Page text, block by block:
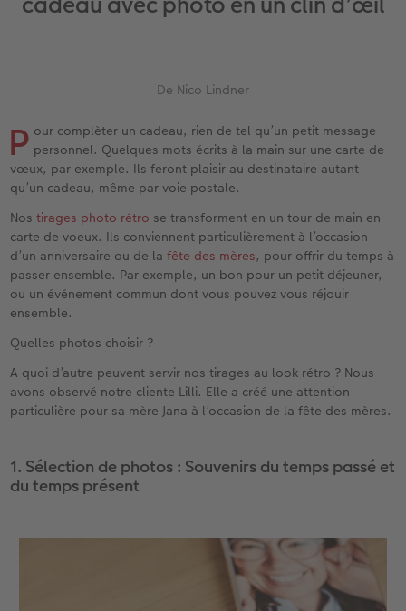
Étui personnalisé
LIVRE PHOTO CEWE Bébé
Couverture en cuir et en lin
Premières étapes
Possibilités de commande
Exemples
Accessoires
Tirages photo sur papier recyclé
Lot de photos
Autocollants photo
Tirages immédiats
Photo d’identité
Accessoires
Affiche carte personnalisée
hexxas
Photo sous plexi
Photo sur alu-dibond
Photo sur bois
Tableau photo Prestige
Conseils décoration murale
Autres occasions
Cartes photo
Cartes postales
Carte à l’unité
Jeux
Animaux de compagnie
Faber-Castell
Tirages créatifs
Boîte cadeau photo
Idées de cadeaux
Nouveautés
Coques en silicone
Coques en cuir
Coques en bois
Coques avec cordon
Avec design
Calendriers muraux avec design
Calendrier mural A4 Panorama
Calendrier mural A3
Calendrier de bureau carré
Accessoires
Carte de vœux personnalisée
Pêle-mêle
Photo polyptique
Photos d’identité biométriques
Trouvez un magasin
pour l’anniversaire
Cadeaux pour le départ
Cadeaux photo pour Pâques
pour les jeunes mariés
pour l’EVJF
Mariage
Concours photos
Témoignages
App
De Nico Lindner
P our complèter un cadeau, rien de tel qu’un petit message
personnel. Quelques mots écrits à la main sur une carte de
vœux, par exemple. Ils feront plaisir au destinataire autant
qu’un cadeau, même par voie postale.
Nostirages photo rétro se transforment en un tour de main en
carte de voeux. Ils conviennent particulièrement à l’occasion
d’un anniversaire ou de lafête des mères, pour offrir du temps à
passer ensemble. Par exemple, un bon pour un petit déjeuner,
ou un événement commun dont vous pouvez vous réjouir
ensemble.
Quelles photos choisir ?
A quoi d’autre peuvent servir nos tirages au look rétro ? Nous
avons observé notre cliente Lilli. Elle a créé une attention
particulière pour sa mère Jana à l’occasion de la fête des mères.
1. Sélection de photos : Souvenirs du temps passé et
du temps présent